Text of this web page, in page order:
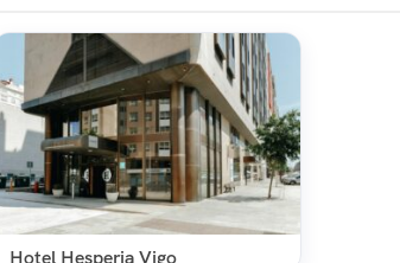
Hotel Hesperia Vigo